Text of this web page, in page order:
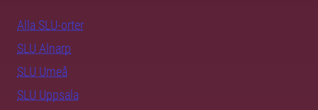
Alla SLU-orter
SLU Alnarp
SLU Umeå
SLU Uppsala